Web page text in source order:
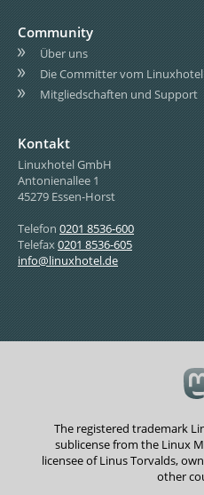
Community
Über uns
Die Committer vom Linuxhotel
Mitgliedschaften und Support
Kontakt
Linuxhotel GmbH
Antonienallee 1
45279 Essen-Horst
Telefon 0201 8536-600
Telefax0201 8536-605
info@linuxhotel.de
The registered trademark
sublicense from the Linux
licensee of Linus Torvalds,
other